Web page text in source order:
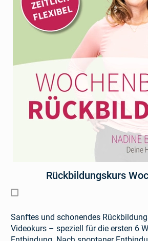
Rückbildungskurs
Sanftes und schonendes
Videokurs – speziell für die ersten 6